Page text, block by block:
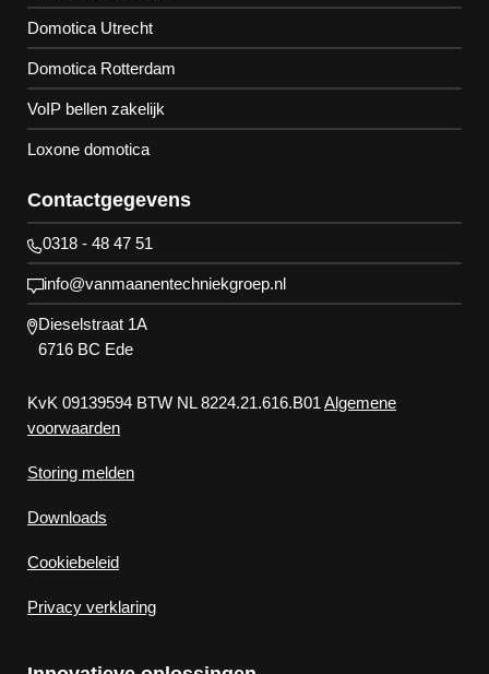
Domotica Utrecht
Domotica Rotterdam
VoIP bellen zakelijk
Loxone domotica
Contactgegevens
0318 - 48 47 51
info@vanmaanentechniekgroep.nl
Dieselstraat 1A
6716 BC Ede
KvK 09139594 BTW NL 8224.21.616.B01Algemene
voorwaarden
Storing melden
Downloads
Cookiebeleid
Privacy verklaring